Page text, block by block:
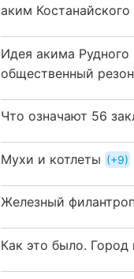
аким
Идея акима
общественный
Что означают 56
Мухи и котлеты +9
Железный филантроп
Как это было.